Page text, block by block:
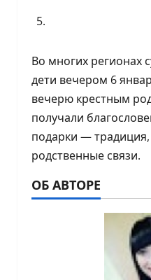
Во многих регионах
дети вечером 6
вечерю крестным
получали
подарки —
родственные связи.
ОБ АВТОРЕ